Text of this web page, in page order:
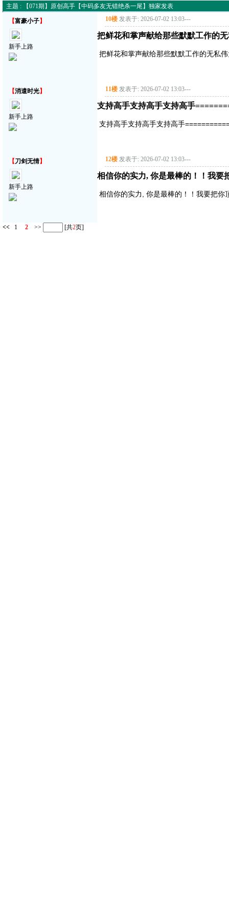
主题 : 【071期】原创高手【中码多友无错绝杀一尾】独家发表
【富豪小子】
新手上路
10楼 发表于: 2026-07-02 13:03---
把鲜花和掌声献给那些默默工作的
把鲜花和掌声献给那些默默工作的无私
【消遣时光】
新手上路
11楼 发表于: 2026-07-02 13:03---
支持高手支持高手支持高手
支持高手支持高手支持高手
【刀剑无情】
新手上路
12楼 发表于: 2026-07-02 13:03---
相信你的实力, 你是最棒的！！我要
相信你的实力, 你是最棒的！！我要把你
<< 1 2 >> [共2页]